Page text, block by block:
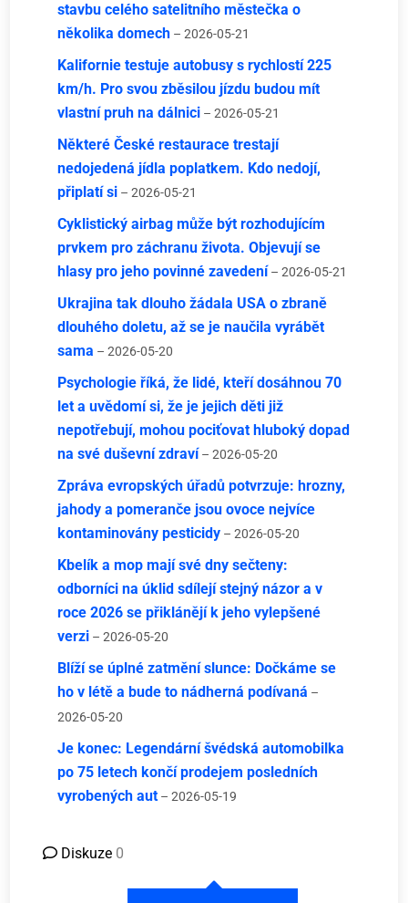
stavbu celého satelitního městečka o
několika domech – 2026-05-21
Kalifornie testuje autobusy s rychlostí 225
km/h. Pro svou zběsilou jízdu budou mít
vlastní pruh na dálnici – 2026-05-21
Některé České restaurace trestají
nedojedená jídla poplatkem. Kdo nedojí,
připlatí si – 2026-05-21
Cyklistický airbag může být rozhodujícím
prvkem pro záchranu života. Objevují se
hlasy pro jeho povinné zavedení – 2026-05-21
Ukrajina tak dlouho žádala USA o zbraně
dlouhého doletu, až se je naučila vyrábět
sama – 2026-05-20
Psychologie říká, že lidé, kteří dosáhnou 70
let a uvědomí si, že je jejich děti již
nepotřebují, mohou pociťovat hluboký dopad
na své duševní zdraví – 2026-05-20
Zpráva evropských úřadů potvrzuje: hrozny,
jahody a pomeranče jsou ovoce nejvíce
kontaminovány pesticidy – 2026-05-20
Kbelík a mop mají své dny sečteny:
odborníci na úklid sdílejí stejný názor a v
roce 2026 se přiklánějí k jeho vylepšené
verzi – 2026-05-20
Blíží se úplné zatmění slunce: Dočkáme se
ho v létě a bude to nádherná podívaná –
2026-05-20
Je konec: Legendární švédská automobilka
po 75 letech končí prodejem posledních
vyrobených aut – 2026-05-19
Diskuze 0